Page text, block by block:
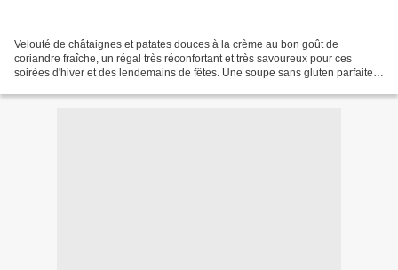
Velouté de châtaignes et patates douces à la crème au bon goût de
coriandre fraîche, un régal très réconfortant et très savoureux pour ces
soirées d'hiver et des lendemains de fêtes. Une soupe sans gluten parfaite